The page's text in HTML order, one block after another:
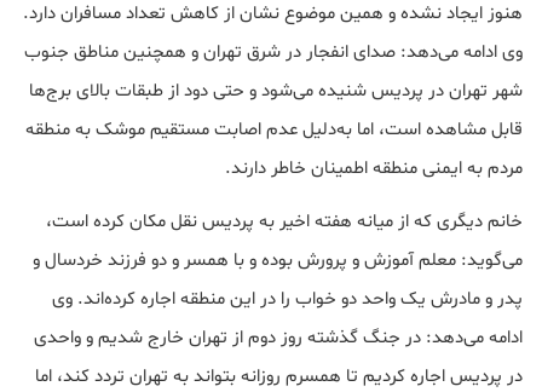
هنوز ایجاد نشده و همین موضوع نشان از کاهش تعداد مسافران دارد.
وی ادامه می‌دهد: صدای انفجار در شرق تهران و همچنین مناطق جنوب
شهر تهران در پردیس شنیده می‌شود و حتی دود از طبقات بالای برج‌ها
قابل مشاهده است، اما به‌دلیل عدم اصابت مستقیم موشک به منطقه
مردم به ایمنی منطقه اطمینان خاطر دارند.
خانم دیگری که از میانه هفته اخیر به پردیس نقل مکان کرده است،
می‌گوید: معلم آموزش و پرورش بوده و با همسر و دو فرزند خردسال و
پدر و مادرش یک واحد دو خواب را در این منطقه اجاره کرده‌اند. وی
ادامه می‌دهد: در جنگ گذشته روز دوم از تهران خارج شدیم و واحدی
در پردیس اجاره کردیم تا همسرم روزانه بتواند به تهران تردد کند، اما